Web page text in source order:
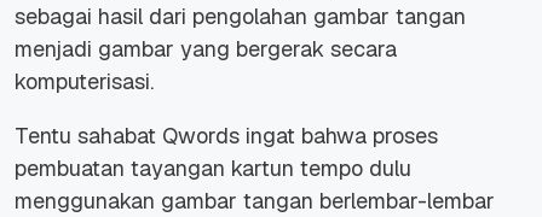
sebagai hasil dari pengolahan gambar tangan
menjadi gambar yang bergerak secara
komputerisasi.
Tentu sahabat Qwords ingat bahwa proses
pembuatan tayangan kartun tempo dulu
menggunakan gambar tangan berlembar-lembar